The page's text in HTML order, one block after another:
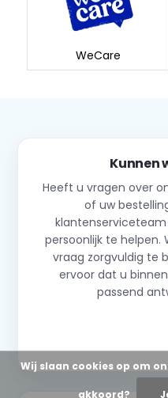
WeCare
Kunnen
Heeft u vragen over
of uw
persoonlijk te helpen.
vraag zorgvuldig te
ervoor dat u
passend
Wij slaan cookies op om
akkoord?